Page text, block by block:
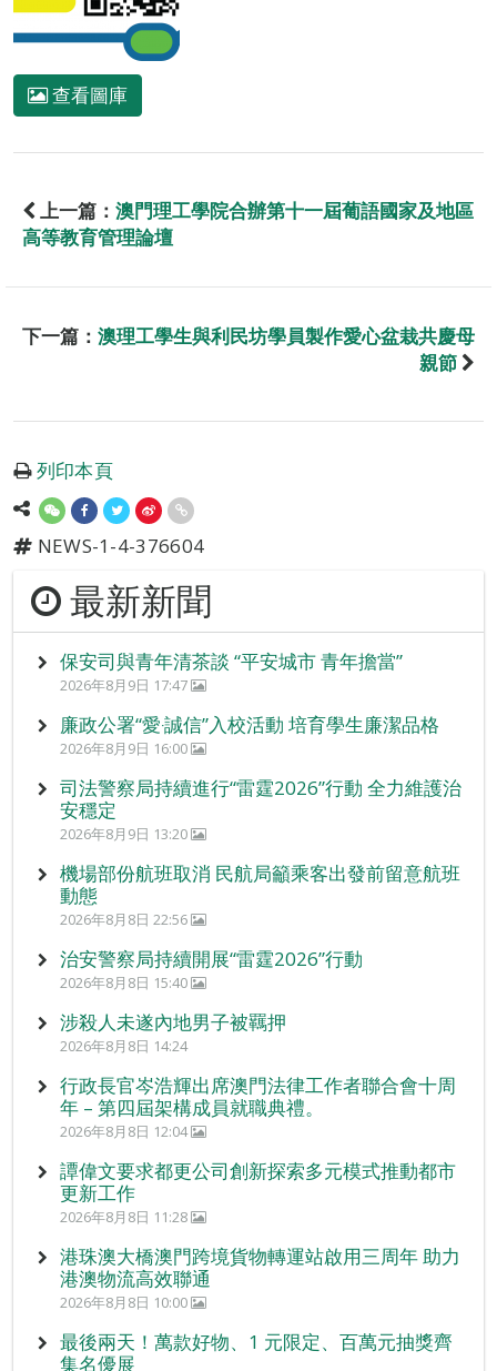
查看圖庫
上一篇： 澳門理工學院合辦第十一屆葡語國家及地區
高等教育管理論壇
下一篇： 澳理工學生與利民坊學員製作愛心盆栽共慶母
親節
列印本頁
NEWS-1-4-376604
最新新聞
保安司與青年清茶談 “平安城市 青年擔當”
2026年8月9日 17:47
廉政公署“愛‧誠信”入校活動 培育學生廉潔品格
2026年8月9日 16:00
司法警察局持續進行“雷霆2026”行動 全力維護治
安穩定
2026年8月9日 13:20
機場部份航班取消 民航局籲乘客出發前留意航班
動態
2026年8月8日 22:56
治安警察局持續開展“雷霆2026”行動
2026年8月8日 15:40
涉殺人未遂內地男子被羈押
2026年8月8日 14:24
行政長官岑浩輝出席澳門法律工作者聯合會十周
年 – 第四屆架構成員就職典禮。
2026年8月8日 12:04
譚偉文要求都更公司創新探索多元模式推動都市
更新工作
2026年8月8日 11:28
港珠澳大橋澳門跨境貨物轉運站啟用三周年 助力
港澳物流高效聯通
2026年8月8日 10:00
最後兩天！萬款好物、1 元限定、百萬元抽獎齊
集名優展